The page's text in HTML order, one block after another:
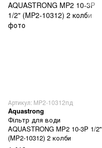
Артикул: MP2-10312пд
Aquastrong
Фільтр для води
AQUASTRONG MP2 10-3P 1/2"
(MP2-10312) 2 колби